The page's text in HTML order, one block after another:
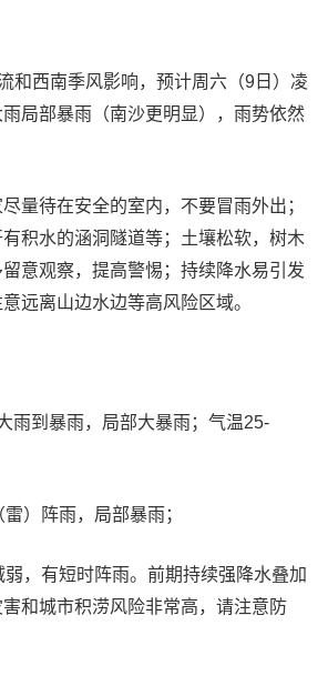
和西南季风影响，预计周六（9日）凌
局部暴雨（南沙更明显），雨势依然
量待在安全的室内，不要冒雨外出；
积水的涵洞隧道等；土壤松软，树木
意观察，提高警惕；持续降水易引发
远离山边水边等高风险区域。
雨到暴雨，局部大暴雨；气温25-
）阵雨，局部暴雨；
，有短时阵雨。前期持续强降水叠加
和城市积涝风险非常高，请注意防